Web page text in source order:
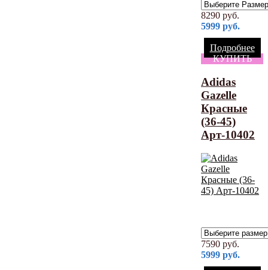
8290 руб.
5999 руб.
Подробнее
КУПИТЬ
Adidas
Gazelle
Красные
(36-45)
Арт-10402
7590 руб.
5999 руб.